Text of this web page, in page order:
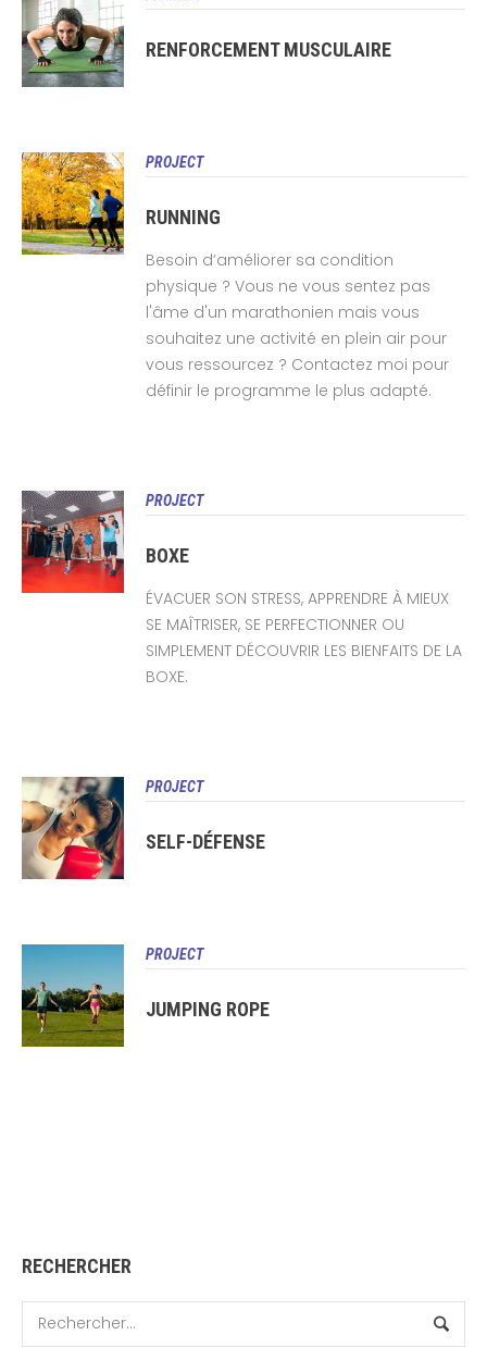
RENFORCEMENT MUSCULAIRE
PROJECT
RUNNING
Besoin d’améliorer sa condition
physique ? Vous ne vous sentez pas
l'âme d'un marathonien mais vous
souhaitez une activité en plein air pour
vous ressourcez ? Contactez moi pour
définir le programme le plus adapté.
PROJECT
BOXE
ÉVACUER SON STRESS, APPRENDRE À MIEUX
SE MAÎTRISER, SE PERFECTIONNER OU
SIMPLEMENT DÉCOUVRIR LES BIENFAITS DE LA
BOXE.
PROJECT
SELF-DÉFENSE
PROJECT
JUMPING ROPE
RECHERCHER